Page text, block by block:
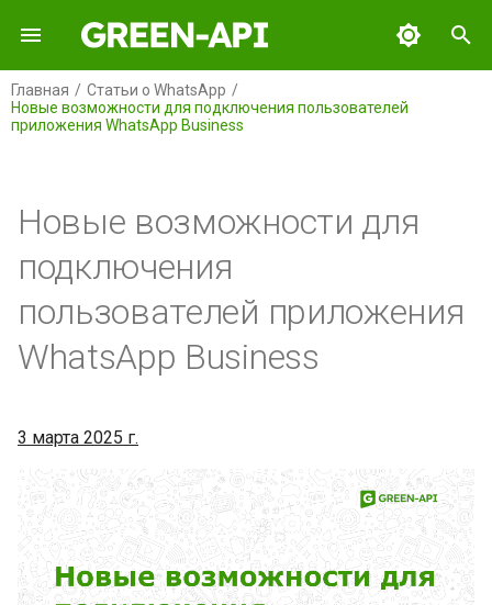
И
н
и
л
и
а
ц
и
я
п
Главная
Статьи о WhatsApp
Новые возможности для подключения пользователей
приложения WhatsApp Business
GREEN-API: GPT
GREEN-API: MAX
GREEN-API: Marketing
Принцип работы
Преимущества решения
Технические требования
страны и регионы
Ценообразование
Что изменится после
подключения
Новые возможности для
подключения
пользователей приложения
WhatsApp Business
3 марта 2025 г.